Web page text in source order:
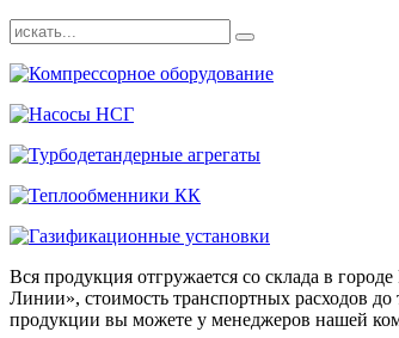
Вся продукция отгружается со склада в
Линии», стоимость транспортных расходов до
продукции вы можете у менеджеров нашей